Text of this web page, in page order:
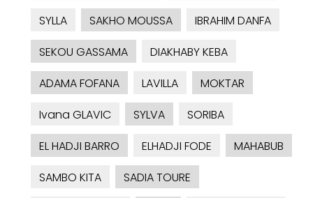
SYLLA
SAKHO MOUSSA
IBRAHIM DANFA
SEKOU GASSAMA
DIAKHABY KEBA
ADAMA FOFANA
LAVILLA
MOKTAR
Ivana GLAVIC
SYLVA
SORIBA
EL HADJI BARRO
ELHADJI FODE
MAHABUB
SAMBO KITA
SADIA TOURE